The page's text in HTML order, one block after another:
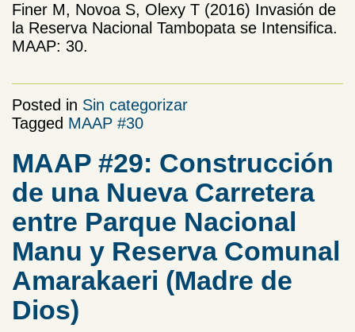
Finer M, Novoa S, Olexy T (2016) Invasión de
la Reserva Nacional Tambopata se Intensifica.
MAAP: 30.
Posted in Sin categorizar
Tagged MAAP #30
MAAP #29: Construcción
de una Nueva Carretera
entre Parque Nacional
Manu y Reserva Comunal
Amarakaeri (Madre de
Dios)